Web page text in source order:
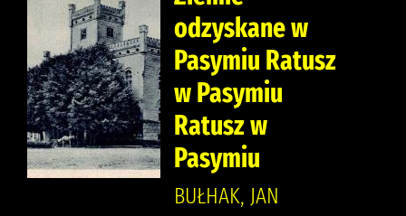
odzyskane w
Pasymiu Ratusz
w Pasymiu
Ratusz w
Pasymiu
BUŁHAK, JAN